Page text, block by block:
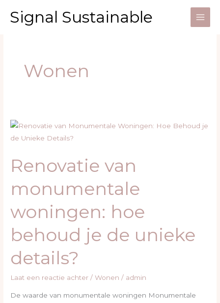
naarSignal Sustainable
Wonen
Renovatie van
monumentale
woningen: hoe
behoud je de unieke
details?
Laat een reactie achter /Wonen / admin
De waarde van monumentale woningen Monumentale
Renovatie
van
woningen:
hoe
behoud
de
details?